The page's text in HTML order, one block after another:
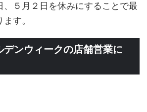
、５月２日を休みにすることで最
す。
デンウィークの店舗営業に